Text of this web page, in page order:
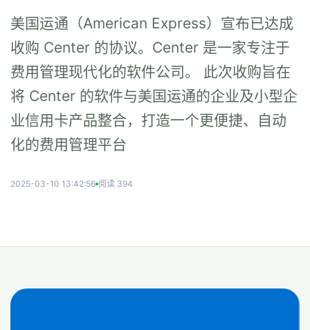
美国运通（American Express）宣布已达成
收购 Center 的协议。Center 是一家专注于
费用管理现代化的软件公司。 此次收购旨在
将 Center 的软件与美国运通的企业及小型企
业信用卡产品整合，打造一个更便捷、自动
化的费用管理平台
2025-03-10 13:42:56 阅读 394